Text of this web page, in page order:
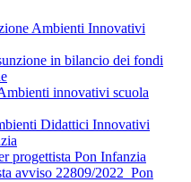
Ambienti Innovativi
in bilancio dei fondi
innovativi scuola
Didattici Innovativi
progettista Pon Infanzia
avviso 22809/2022_Pon